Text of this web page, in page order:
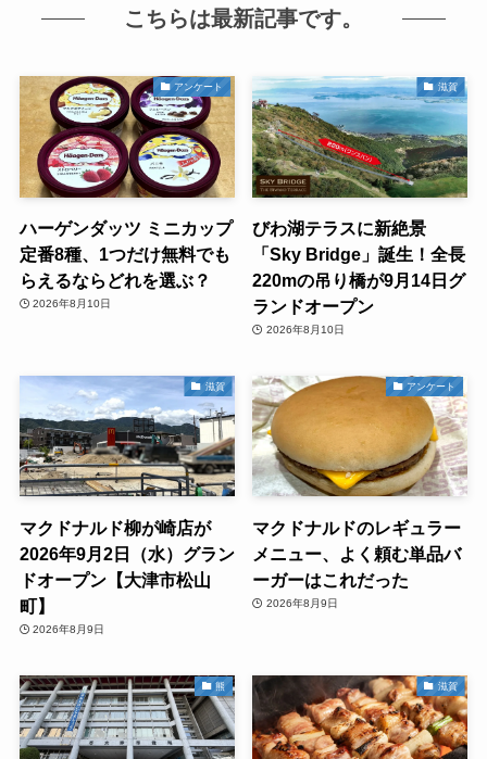
こちらは最新記事です。
アンケート
ハーゲンダッツ ミニカップ
定番8種、1つだけ無料でも
らえるならどれを選ぶ？
2026年8月10日
滋賀
びわ湖テラスに新絶景
「Sky Bridge」誕生！全長
220mの吊り橋が9月14日グ
ランドオープン
2026年8月10日
滋賀
マクドナルド柳が崎店が
2026年9月2日（水）グラン
ドオープン【大津市松山
町】
2026年8月9日
アンケート
マクドナルドのレギュラー
メニュー、よく頼む単品バ
ーガーはこれだった
2026年8月9日
熊 滋賀